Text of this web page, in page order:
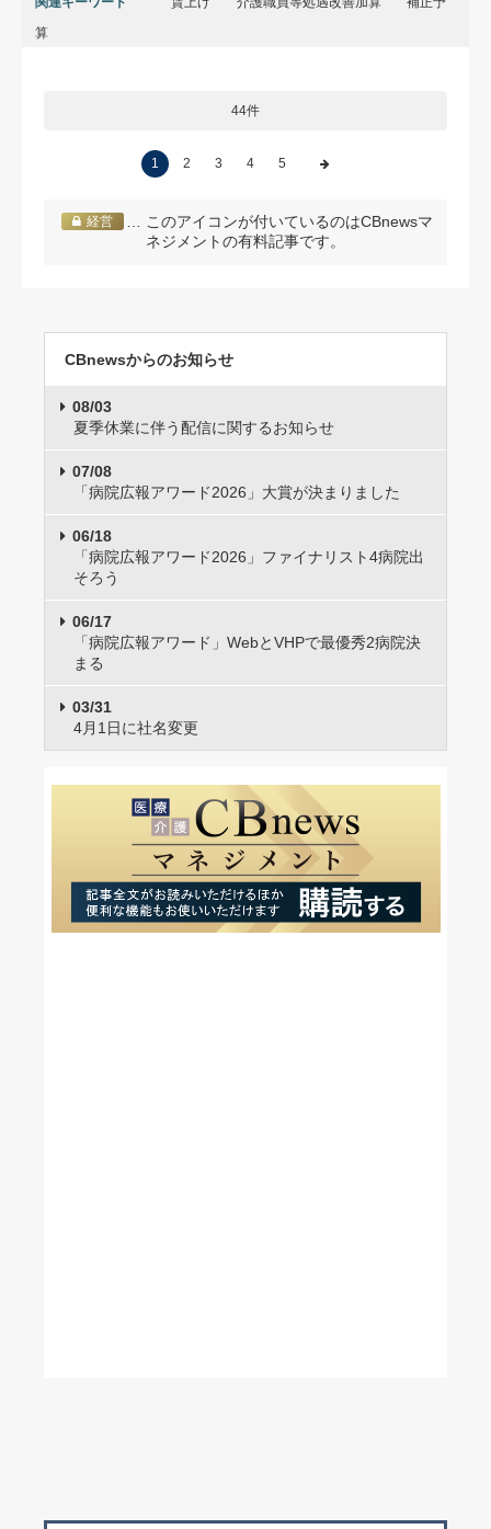
算
44件
1 2 3 4 5
経営
… このアイコンが付いているのはCBnewsマ
ネジメントの有料記事です。
CBnewsからのお知らせ
08/03
夏季休業に伴う配信に関するお知らせ
07/08
「病院広報アワード2026」大賞が決まりました
06/18
「病院広報アワード2026」ファイナリスト4病院出
そろう
06/17
「病院広報アワード」WebとVHPで最優秀2病院決
まる
03/31
4月1日に社名変更